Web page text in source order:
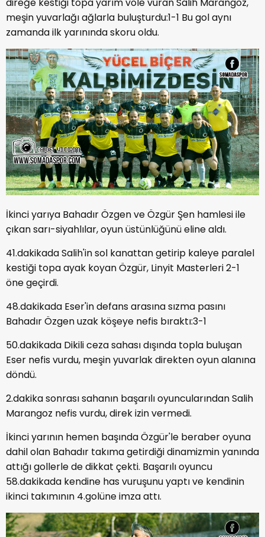
direğe kestiği topa yarım vole vuran Salih Marangoz,
meşin yuvarlağı ağlarla buluşturdu:1-1 Bu gol aynı
zamanda ilk yarınında skoru oldu.
İkinci yarıya Bahadır Özgen ve Özgür Şen hamlesi ile
çıkan sarı-siyahlılar, oyun üstünlüğünü eline aldı.
41.dakikada Salih'in sol kanattan getirip kaleye paralel
kestiği topa ayak koyan Özgür, Linyit Masterleri 2-1
öne geçirdi.
48.dakikada Eser'in defans arasına sızma pasını
Bahadır Özgen uzak köşeye nefis bıraktı:3-1
50.dakikada Dikili ceza sahası dışında topla buluşan
Eser nefis vurdu, meşin yuvarlak direkten oyun alanına
döndü.
2.dakika sonrası sahanın başarılı oyuncularından Salih
Marangoz nefis vurdu, direk izin vermedi.
İkinci yarının hemen başında Özgür'le beraber oyuna
dahil olan Bahadır takıma getirdiği dinamizmin yanında
attığı gollerle de dikkat çekti. Başarılı oyuncu
58.dakikada kendine has vuruşunu yaptı ve kendinin
ikinci takımının 4.golüne imza attı.